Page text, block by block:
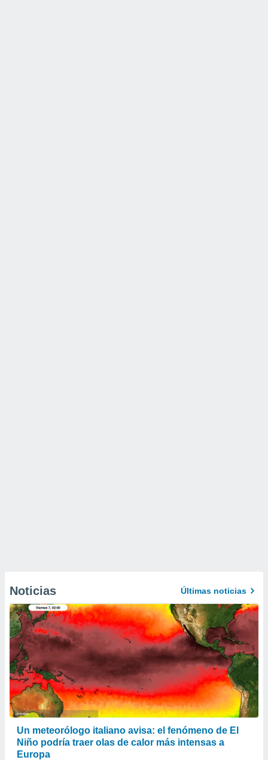
Noticias Últimas noticias
Un meteorólogo italiano avisa: el fenómeno de El
Niño podría traer olas de calor más intensas a
Europa